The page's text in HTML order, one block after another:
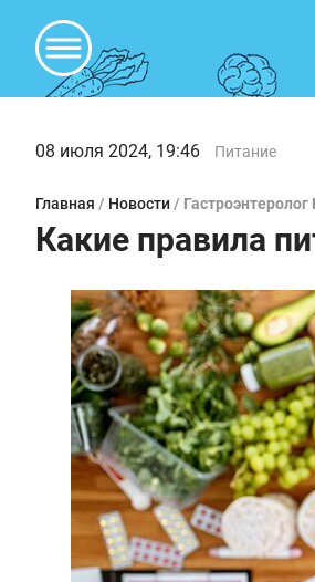
08 июля 2024, 19:46 Питание
Главная / Новости /
Какие правила